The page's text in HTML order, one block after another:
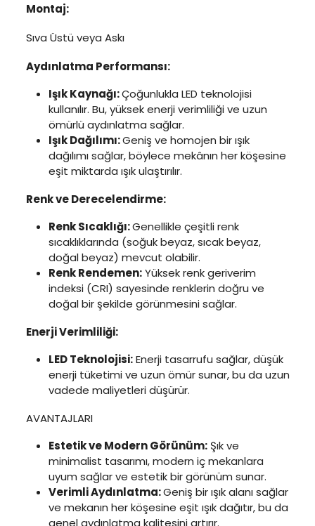
Montaj:
Sıva Üstü veya Askı
Aydınlatma Performansı:
Işık Kaynağı:Çoğunlukla LED teknolojisi
kullanılır. Bu, yüksek enerji verimliliği ve uzun
ömürlü aydınlatma sağlar.
Işık Dağılımı:Geniş ve homojen bir ışık
dağılımı sağlar, böylece mekânın her köşesine
eşit miktarda ışık ulaştırılır.
Renk ve Derecelendirme:
Renk Sıcaklığı:Genellikle çeşitli renk
sıcaklıklarında (soğuk beyaz, sıcak beyaz,
doğal beyaz) mevcut olabilir.
Renk Rendemen:Yüksek renk geriverim
indeksi (CRI) sayesinde renklerin doğru ve
doğal bir şekilde görünmesini sağlar.
Enerji Verimliliği:
LED Teknolojisi:Enerji tasarrufu sağlar, düşük
enerji tüketimi ve uzun ömür sunar, bu da uzun
vadede maliyetleri düşürür.
AVANTAJLARI
Estetik ve Modern Görünüm:Şık ve
minimalist tasarımı, modern iç mekanlara
uyum sağlar ve estetik bir görünüm sunar.
Verimli Aydınlatma:Geniş bir ışık alanı sağlar
ve mekanın her köşesine eşit ışık dağıtır, bu da
genel aydınlatma kalitesini artırır.